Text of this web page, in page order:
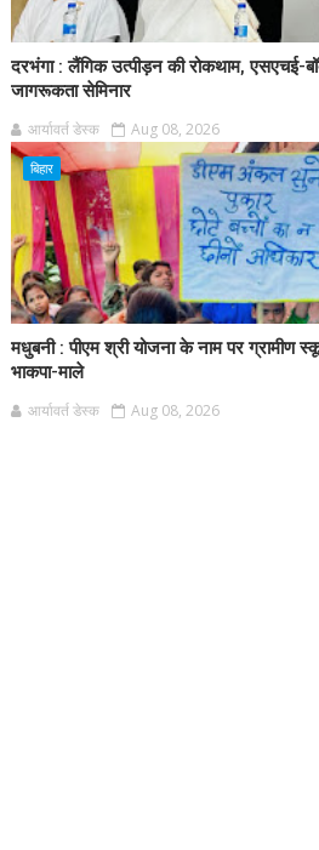
दरभंगा : लैंगिक उत्पीड़न की रोकथाम, एसएचई-
जागरूकता सेमिनार
आर्यावर्त डेस्क Aug 08, 2026
बिहार
मधुबनी : पीएम श्री योजना के नाम पर ग्रामीण
भाकपा-माले
आर्यावर्त डेस्क Aug 08, 2026